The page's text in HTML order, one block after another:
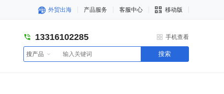
外贸出海 产品服务 客服中心 移动版
13316102285 手机查看
搜产品 搜索